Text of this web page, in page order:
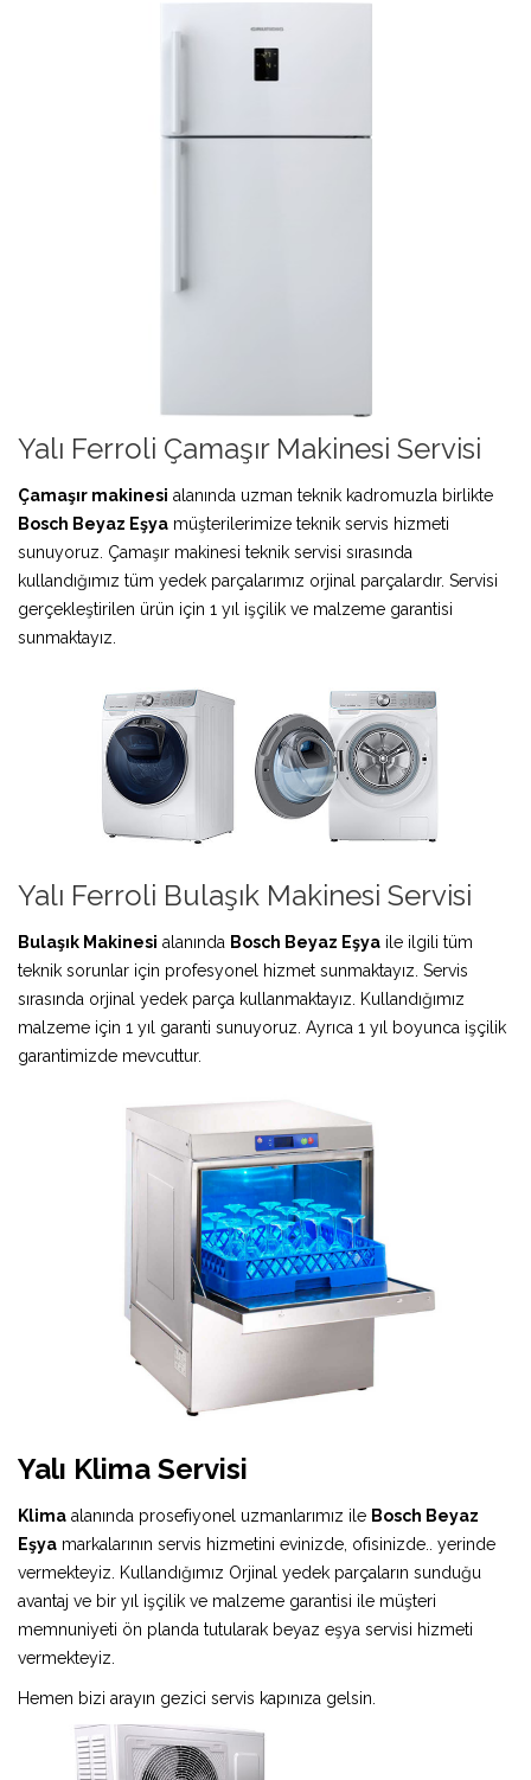
Yalı Ferroli Çamaşır Makinesi Servisi
Çamaşır makinesi alanında uzman teknik kadromuzla birlikte
Bosch Beyaz Eşya müşterilerimize teknik servis hizmeti
sunuyoruz. Çamaşır makinesi teknik servisi sırasında
kullandığımız tüm yedek parçalarımız orjinal parçalardır. Servisi
gerçekleştirilen ürün için 1 yıl işçilik ve malzeme garantisi
sunmaktayız.
Yalı Ferroli Bulaşık Makinesi Servisi
Bulaşık Makinesi alanında Bosch Beyaz Eşya ile ilgili tüm
teknik sorunlar için profesyonel hizmet sunmaktayız. Servis
sırasında orjinal yedek parça kullanmaktayız. Kullandığımız
malzeme için 1 yıl garanti sunuyoruz. Ayrıca 1 yıl boyunca işçilik
garantimizde mevcuttur.
Yalı Klima Servisi
Klima alanında prosefiyonel uzmanlarımız ile Bosch Beyaz
Eşya markalarının servis hizmetini evinizde, ofisinizde.. yerinde
vermekteyiz. Kullandığımız Orjinal yedek parçaların sunduğu
avantaj ve bir yıl işçilik ve malzeme garantisi ile müşteri
memnuniyeti ön planda tutularak beyaz eşya servisi hizmeti
vermekteyiz.
Hemen bizi arayın gezici servis kapınıza gelsin.